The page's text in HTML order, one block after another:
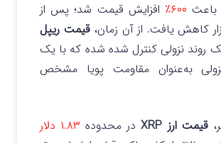
باعث ۶۰۰٪ افزایش قیمت شد؛ پس از
کاهش یافت. از آن زمان،قیمت ریپل
روند نزولی کنترل‌ شده شده که با یک
به‌عنوان مقاومت پویا مشخص
قیمت ارز XRP در محدوده ۱.۸۳ دلار